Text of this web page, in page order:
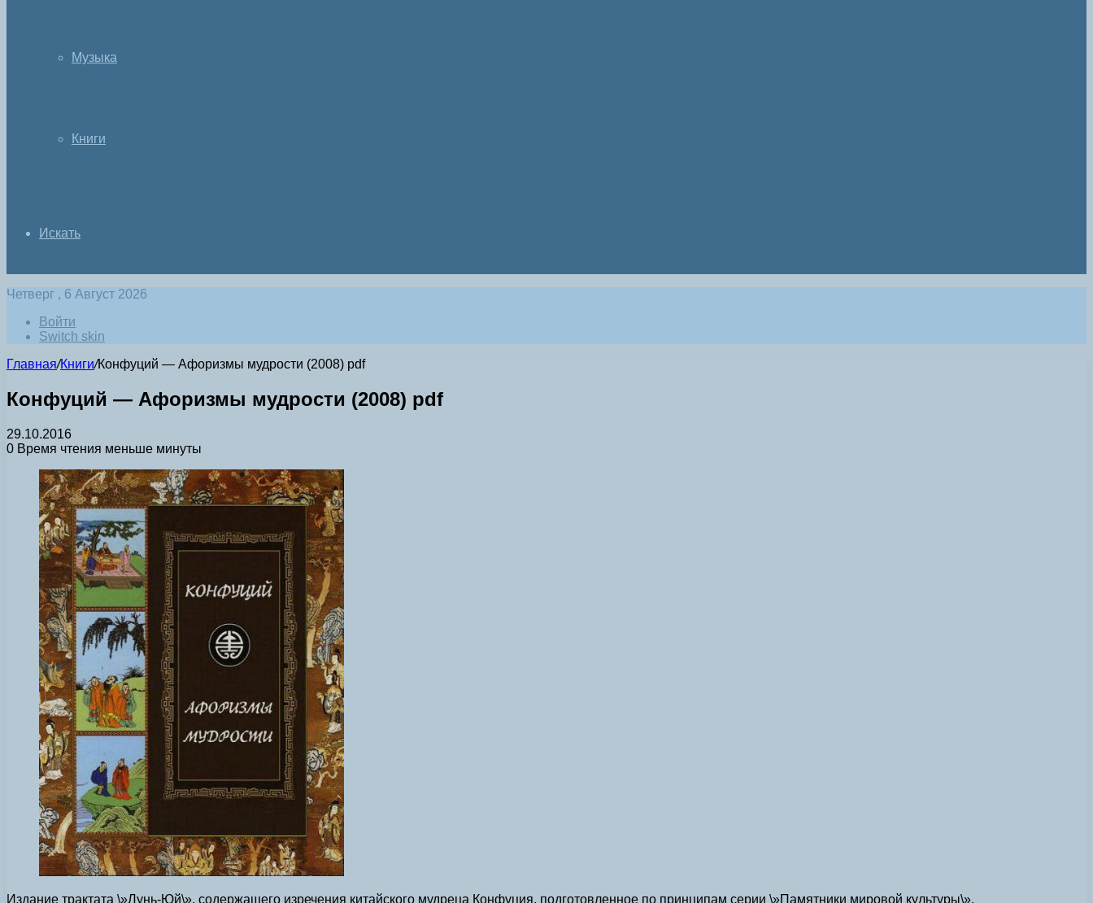
Музыка
Книги
Искать
Четверг , 6 Август 2026
Войти
Switch skin
Главная/Книги/Конфуций — Афоризмы мудрости (2008) pdf
Конфуций — Афоризмы мудрости (2008) pdf
29.10.2016
0 Время чтения меньше минуты
Издание трактата \»Лунь-Юй\», содержащего изречения китайского мудреца Конфуция, подготовленное по принципам серии \»Памятники мировой культуры\».